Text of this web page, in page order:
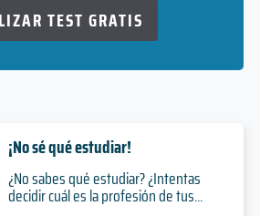
TEST GRATIS
¡No sé qué estudiar!
¿No sabes qué estudiar? ¿Intentas
decidir cuál es la profesión de tus...